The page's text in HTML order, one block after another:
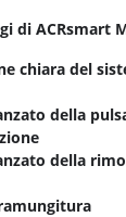
di ACRsmart
chiara del
della
della